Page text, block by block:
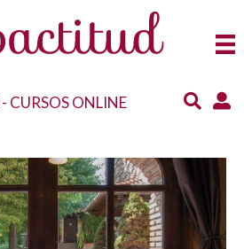
- CURSOS ONLINE